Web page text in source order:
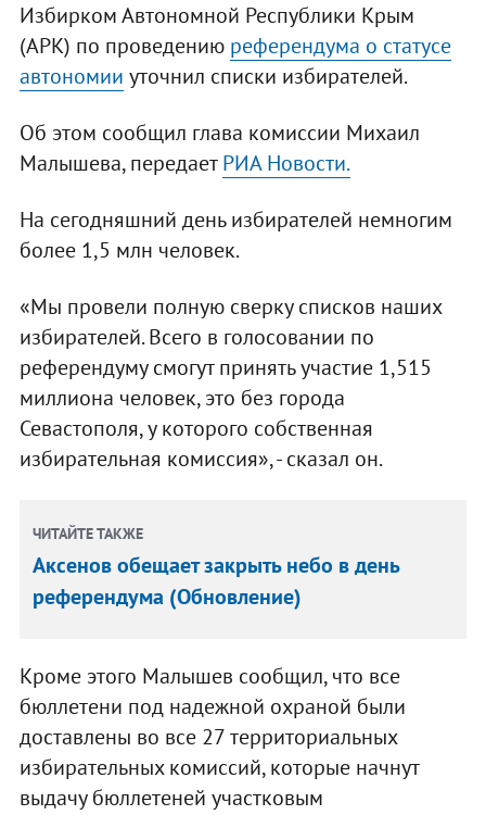
Избирком Автономной Республики Крым
(АРК) по проведению референдума о статусе
автономии уточнил списки избирателей.
Об этом сообщил глава комиссии Михаил
Малышева, передаетРИА Новости.
На сегодняшний день избирателей немногим
более 1,5 млн человек.
«Мы провели полную сверку списков наших
избирателей. Всего в голосовании по
референдуму смогут принять участие 1,515
миллиона человек, это без города
Севастополя, у которого собственная
избирательная комиссия», - сказал он.
ЧИТАЙТЕ ТАКЖЕ
Аксенов обещает закрыть небо в день
референдума (Обновление)
Кроме этого Малышев сообщил, что все
бюллетени под надежной охраной были
доставлены во все 27 территориальных
избирательных комиссий, которые начнут
выдачу бюллетеней участковым